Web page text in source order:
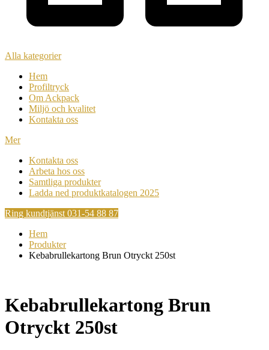
Alla kategorier
Hem
Profiltryck
Om Ackpack
Miljö och kvalitet
Kontakta oss
Mer
Kontakta oss
Arbeta hos oss
Samtliga produkter
Ladda ned produktkatalogen 2025
Ring kundtjänst 031-54 88 87
Hem
Produkter
Kebabrullekartong Brun Otryckt 250st
Kebabrullekartong Brun
Otryckt 250st